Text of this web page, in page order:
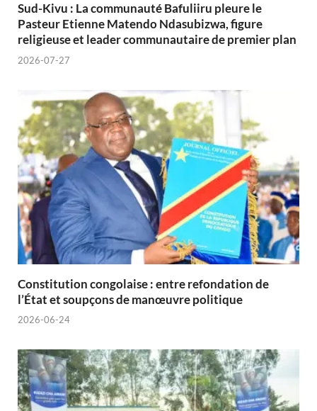
Sud-Kivu : La communauté Bafuliiru pleure le
Pasteur Etienne Matendo Ndasubizwa, figure
religieuse et leader communautaire de premier plan
2026-07-27
Constitution congolaise : entre refondation de
l’État et soupçons de manœuvre politique
2026-06-24